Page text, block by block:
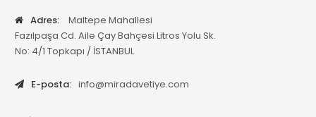
Adres:
Maltepe Mahallesi
Fazılpaşa Cd. Aile Çay Bahçesi Litros Yolu Sk.
No: 4/1 Topkapı / İSTANBUL
E-posta: info@miradavetiye.com